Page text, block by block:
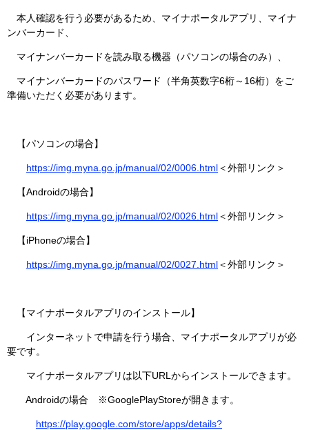
本人確認を行う必要があるため、マイナポータルアプリ、マイナ
ンバーカード、
マイナンバーカードを読み取る機器（パソコンの場合のみ）、
マイナンバーカードのパスワード（半角英数字6桁～16桁）をご
準備いただく必要があります。
【パソコンの場合】
https://img.myna.go.jp/manual/02/0006.html＜外部リンク＞
【Androidの場合】
https://img.myna.go.jp/manual/02/0026.html＜外部リンク＞
【iPhoneの場合】
https://img.myna.go.jp/manual/02/0027.html＜外部リンク＞
【マイナポータルアプリのインストール】
インターネットで申請を行う場合、マイナポータルアプリが必
要です。
マイナポータルアプリは以下URLからインストールできます。
Androidの場合 ※GooglePlayStoreが開きます。
https://play.google.com/store/apps/details?